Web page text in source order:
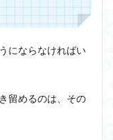
にならなければい
留めるのは、その